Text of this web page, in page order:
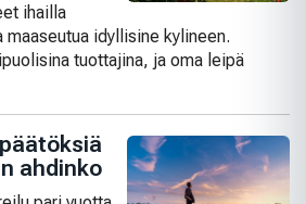
ihailla
maaseutua idyllisine kylineen.
tuottajina, ja oma leipä
ahdinko